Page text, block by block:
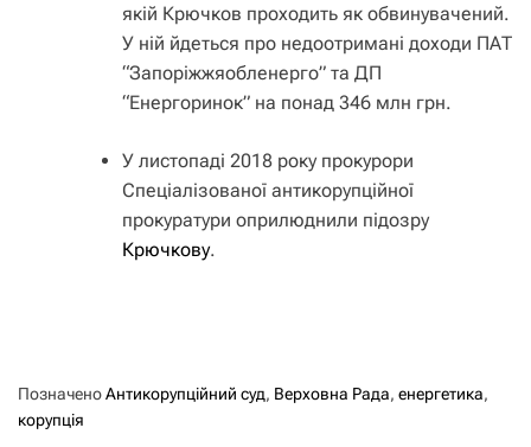
якій Крючков проходить як обвинувачений.
У ній йдеться про недоотримані доходи ПАТ
“Запоріжжяобленерго” та ДП
“Енергоринок” на понад 346 млн грн.
У листопаді 2018 року прокурори
Спеціалізованої антикорупційної
прокуратури оприлюднили підозру
Крючкову.
ПозначеноАнтикорупційний суд, Верховна Рада, енергетика,
корупція